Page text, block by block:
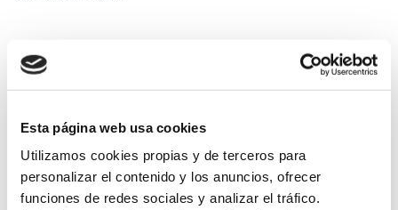
Esta página web usa cookies
Utilizamos cookies propias y de terceros para
personalizar el contenido y los anuncios, ofrecer
funciones de redes sociales y analizar el tráfico.